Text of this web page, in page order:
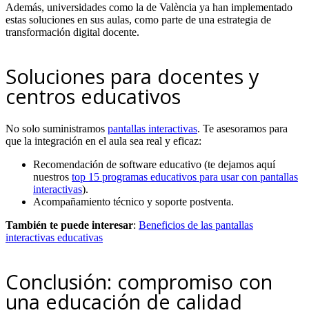
Además, universidades como la de València ya han implementado
estas soluciones en sus aulas, como parte de una estrategia de
transformación digital docente.
Soluciones para docentes y
centros educativos
No solo suministramos pantallas interactivas. Te asesoramos para
que la integración en el aula sea real y eficaz:
Recomendación de software educativo (te dejamos aquí
nuestros top 15 programas educativos para usar con pantallas
interactivas).
Acompañamiento técnico y soporte postventa.
También te puede interesar: Beneficios de las pantallas
interactivas educativas
Conclusión: compromiso con
una educación de calidad